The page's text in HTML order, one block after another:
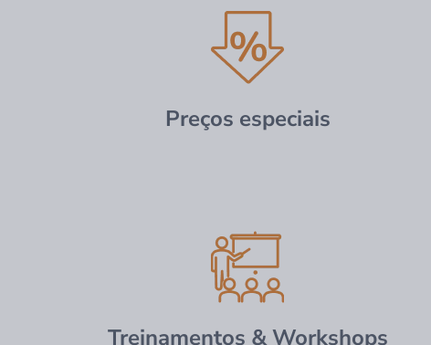
Preços especiais
Treinamentos & Workshops